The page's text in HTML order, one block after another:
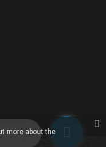
more about the